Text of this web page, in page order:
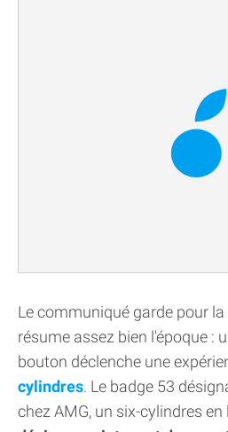
Le communiqué garde pour
résume assez bien l'époque :
bouton déclenche une
cylindres. Le badge 53
chez AMG, un six-cylindres en